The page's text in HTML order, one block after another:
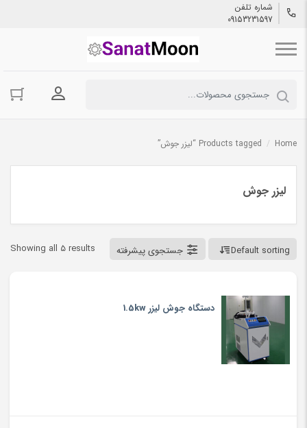
شماره تلفن
09153231597
ورود به
Home
/ Products tagged “لیزر جوش”
لیزر جوش
Showing all 5 results Default sorting جستجوی پیشرفته
دستگاه جوش لیزر 1.5kw